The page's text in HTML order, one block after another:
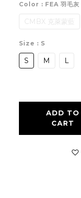
Color : FEA 羽毛灰
CMBX 克萊蒙藍
Size : S
S M L
ADD TO
CART